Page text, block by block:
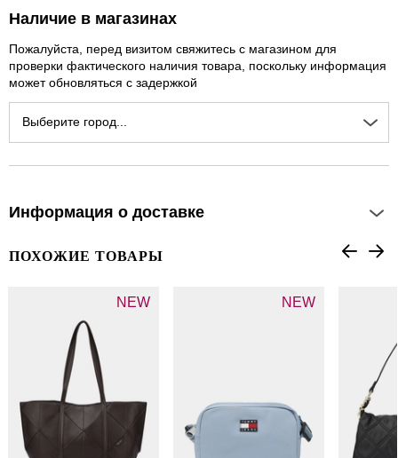
Наличие в магазинах
Пожалуйста, перед визитом свяжитесь с магазином для
проверки фактического наличия товара, поскольку информация
может обновляться с задержкой
Выберите город...
Информация о доставке
ПОХОЖИЕ ТОВАРЫ
NEW NEW